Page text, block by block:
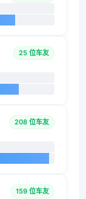
25 位车友
208 位车友
159 位车友